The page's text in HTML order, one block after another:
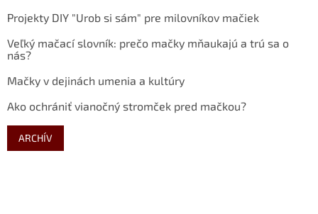
Projekty DIY "Urob si sám" pre milovníkov mačiek
Veľký mačací slovník: prečo mačky mňaukajú a trú sa o
nás?
Mačky v dejinách umenia a kultúry
Ako ochrániť vianočný stromček pred mačkou?
ARCHÍV